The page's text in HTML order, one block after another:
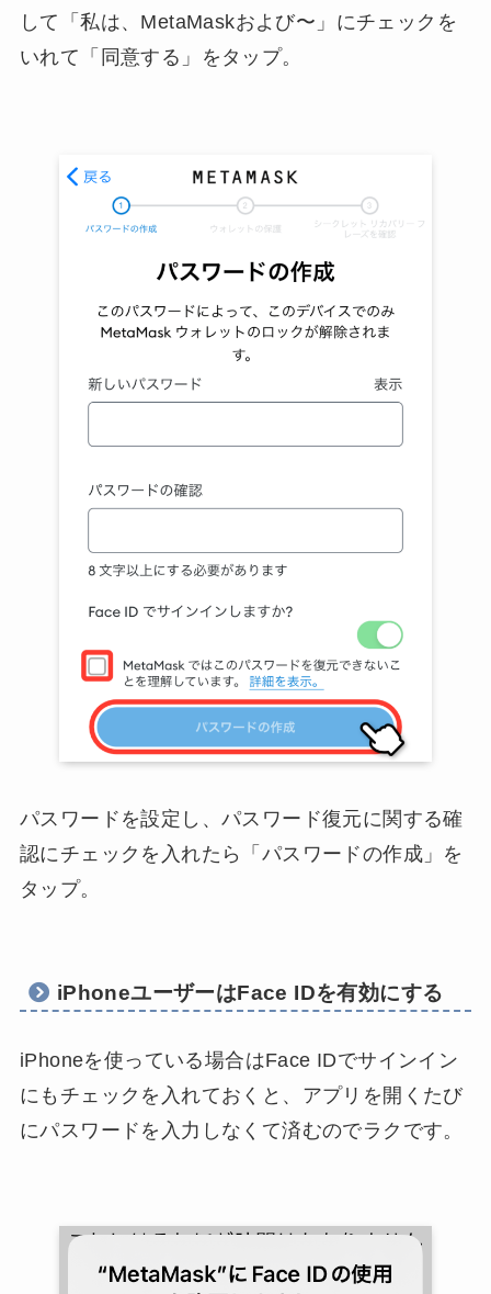
して「私は、MetaMaskおよび〜」にチェックを
いれて「同意する」をタップ。
パスワードを設定し、パスワード復元に関する確
認にチェックを入れたら「パスワードの作成」を
タップ。
iPhoneユーザーはFace IDを有効にする
iPhoneを使っている場合はFace IDでサインイン
にもチェックを入れておくと、アプリを開くたび
にパスワードを入力しなくて済むのでラクです。